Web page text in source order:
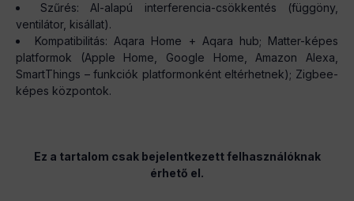
Szűrés: AI-alapú interferencia-csökkentés (függöny,
ventilátor, kisállat).
Kompatibilitás: Aqara Home + Aqara hub; Matter-képes
platformok (Apple Home, Google Home, Amazon Alexa,
SmartThings – funkciók platformonként eltérhetnek); Zigbee-
képes központok.
Ez a tartalom csak bejelentkezett felhasználóknak
érhető el.